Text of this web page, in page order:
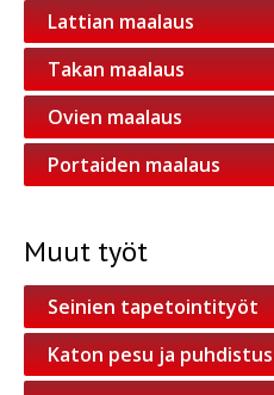
Lattian maalaus
Takan maalaus
Ovien maalaus
Portaiden maalaus
Muut työt
Seinien tapetointityöt
Katon pesu ja puhdistus